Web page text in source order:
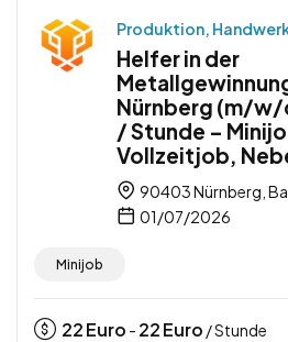
Produktion,
Helfer in der
Nürnberg (m/
/ Stunde –
Vollzeitjob,
90403 Nürnberg,
01/07/2026
Minijob
22Euro - 22Euro / Stunde